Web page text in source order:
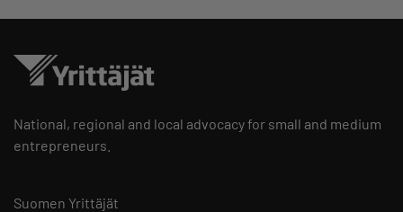
National, regional and local advocacy for small and medium
entrepreneurs.
Suomen Yrittäjät